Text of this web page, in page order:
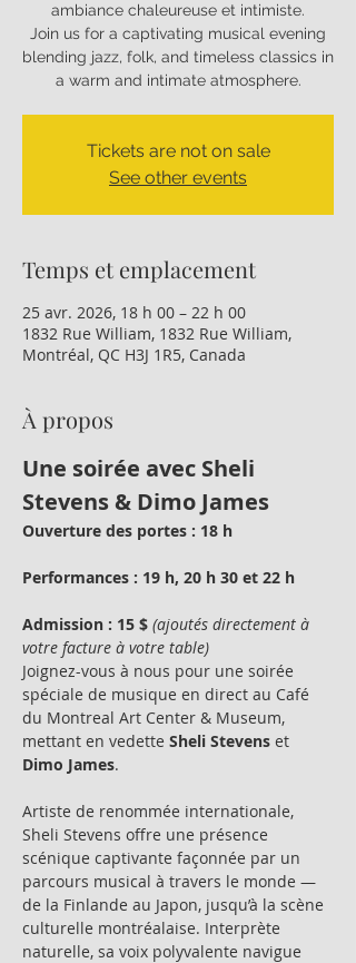
ambiance chaleureuse et intimiste.
Join us for a captivating musical evening
blending jazz, folk, and timeless classics in
a warm and intimate atmosphere.
Tickets are not on sale
See other events
Temps et emplacement
25 avr. 2026, 18 h 00 – 22 h 00
1832 Rue William, 1832 Rue William,
Montréal, QC H3J 1R5, Canada
À propos
Une soirée avec Sheli
Stevens & Dimo James
Ouverture des portes : 18 h
Performances : 19 h, 20 h 30 et 22 h
Admission : 15 $ (ajoutés directement à
votre facture à votre table)
Joignez-vous à nous pour une soirée
spéciale de musique en direct au Café
du Montreal Art Center & Museum,
mettant en vedette Sheli Stevens et
Dimo James.
Artiste de renommée internationale,
Sheli Stevens offre une présence
scénique captivante façonnée par un
parcours musical à travers le monde —
de la Finlande au Japon, jusqu’à la scène
culturelle montréalaise. Interprète
naturelle, sa voix polyvalente navigue